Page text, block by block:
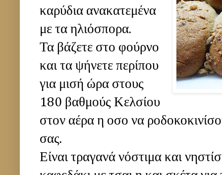
καρύδια ανακατεμένα
με τα ηλιόσπορα.
Τα βάζετε στο φούρνο
και τα ψήνετε περίπου
για μισή ώρα στους
180 βαθμούς Κελσίου
στον αέρα η οσο να
σας.
Είναι τραγανά νόστιμα και